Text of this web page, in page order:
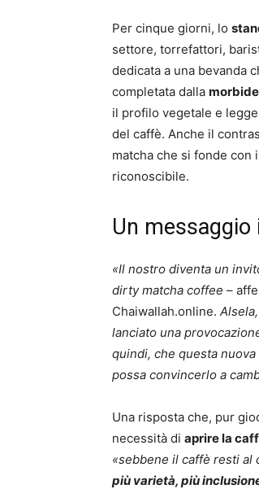
Per cinque giorni, lo
settore, torrefattori,
dedicata a una bevanda
completata dalla
il profilo vegetale e
del caffè. Anche il
matcha che si fonde con
riconoscibile.
Un
«Il nostro diventa un
dirty matcha coffee –
Chaiwallah.online.
lanciato una
quindi, che questa
possa convincerlo a
Una risposta che, pur
necessità di aprire la
«sebbene il caffè resti al
più varietà, più